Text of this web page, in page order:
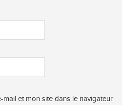
et mon site dans le navigateur